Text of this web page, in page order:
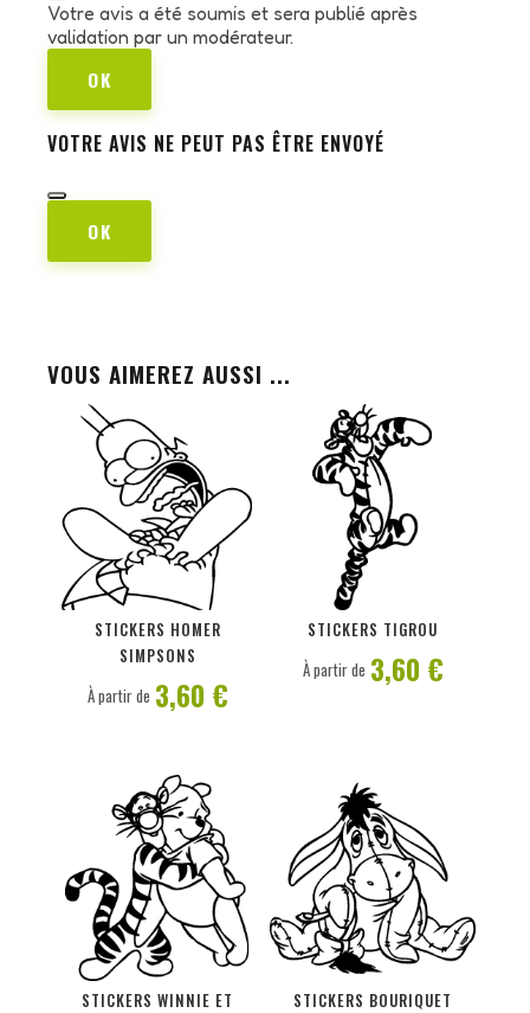
Votre avis a été soumis et sera publié après
validation par un modérateur.
OK
VOTRE AVIS NE PEUT PAS ÊTRE ENVOYÉ
OK
VOUS AIMEREZ AUSSI ...
STICKERS HOMER
SIMPSONS
PERSONNALISER
À partir de 3,60 €
STICKERS TIGROU
PERSONNALISER
À partir de 3,60 €
STICKERS WINNIE ET
PERSONNALISER
STICKERS BOURIQUET
PERSONNALISER